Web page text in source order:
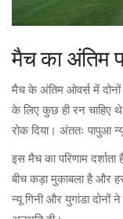
मैच का अंतिम
मैच के अंतिम ओवर्स में दोनों
के लिए कुछ ही रन चाहिए
रोक दिया। अंततः पापुआ
इस मैच का परिणाम
बीच कड़ा मुकाबला है और
न्यू गिनी और युगांडा दोनों